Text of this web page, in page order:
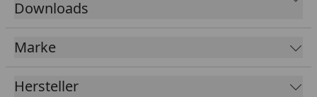
Downloads
Marke
Hersteller